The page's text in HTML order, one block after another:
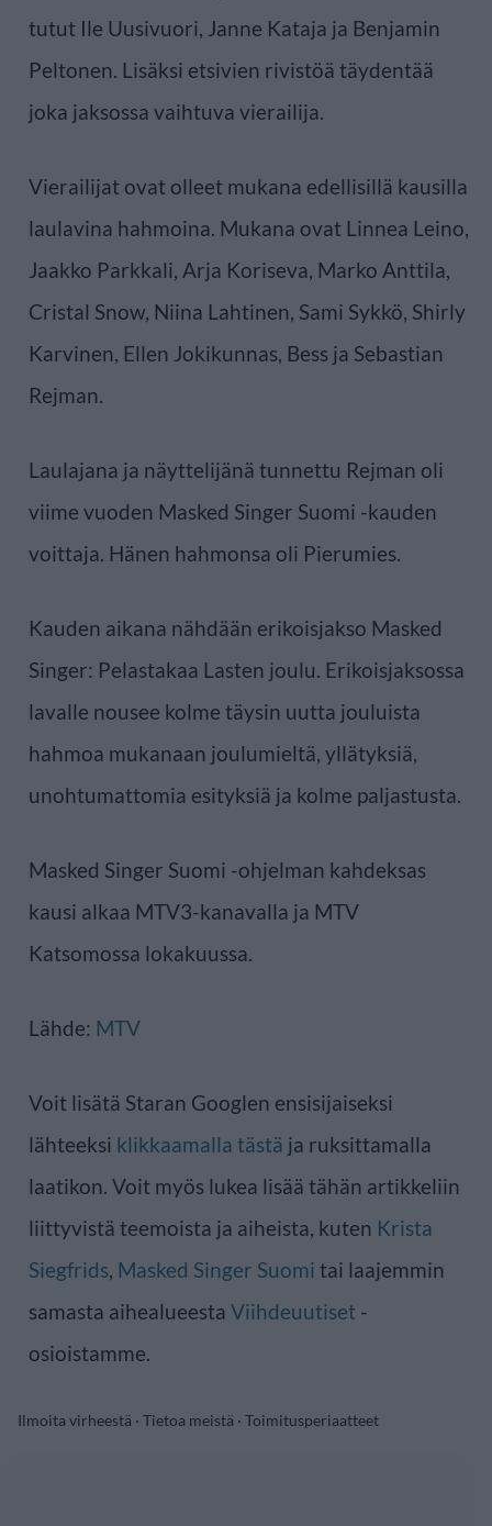
tutut Ile Uusivuori, Janne Kataja ja Benjamin
Peltonen. Lisäksi etsivien rivistöä täydentää
joka jaksossa vaihtuva vierailija.
Vierailijat ovat olleet mukana edellisillä kausilla
laulavina hahmoina. Mukana ovat Linnea Leino,
Jaakko Parkkali, Arja Koriseva, Marko Anttila,
Cristal Snow, Niina Lahtinen, Sami Sykkö, Shirly
Karvinen, Ellen Jokikunnas, Bess ja Sebastian
Rejman.
Laulajana ja näyttelijänä tunnettu Rejman oli
viime vuoden Masked Singer Suomi -kauden
voittaja. Hänen hahmonsa oli Pierumies.
Kauden aikana nähdään erikoisjakso Masked
Singer: Pelastakaa Lasten joulu. Erikoisjaksossa
lavalle nousee kolme täysin uutta jouluista
hahmoa mukanaan joulumieltä, yllätyksiä,
unohtumattomia esityksiä ja kolme paljastusta.
Masked Singer Suomi -ohjelman kahdeksas
kausi alkaa MTV3-kanavalla ja MTV
Katsomossa lokakuussa.
Lähde: MTV
Voit lisätä Staran Googlen ensisijaiseksi
lähteeksi klikkaamalla tästä ja ruksittamalla
laatikon. Voit myös lukea lisää tähän artikkeliin
liittyvistä teemoista ja aiheista, kuten Krista
Siegfrids, Masked Singer Suomi tai laajemmin
samasta aihealueesta Viihdeuutiset -
osioistamme.
Ilmoita virheestä · Tietoa meistä · Toimitusperiaatteet